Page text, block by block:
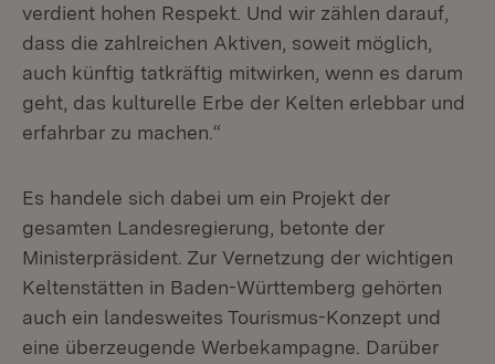
verdient hohen Respekt. Und wir zählen darauf,
dass die zahlreichen Aktiven, soweit möglich,
auch künftig tatkräftig mitwirken, wenn es darum
geht, das kulturelle Erbe der Kelten erlebbar und
erfahrbar zu machen.“
Es handele sich dabei um ein Projekt der
gesamten Landesregierung, betonte der
Ministerpräsident. Zur Vernetzung der wichtigen
Keltenstätten in Baden-Württemberg gehörten
auch ein landesweites Tourismus-Konzept und
eine überzeugende Werbekampagne. Darüber